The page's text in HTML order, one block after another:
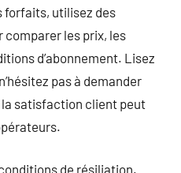
forfaits, utilisez des
comparer les prix, les
d’abonnement. Lisez
pas à demander
satisfaction client peut
de résiliation.